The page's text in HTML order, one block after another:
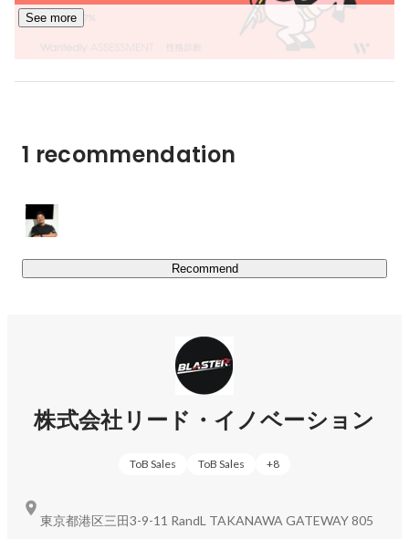
BLASTERの発掘と育成をしております。
▪︎研修事業
See more
1 recommendation
Recommend
株式会社リード・イノベーション
ToB Sales ToB Sales +8
東京都港区三田3-9-11 RandL TAKANAWA GATEWAY 805